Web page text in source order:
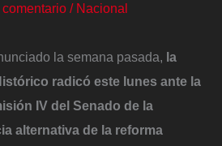
/ Nacional
la semana pasada, la
radicó este lunes ante la
IV del Senado de la
alternativa de la reforma